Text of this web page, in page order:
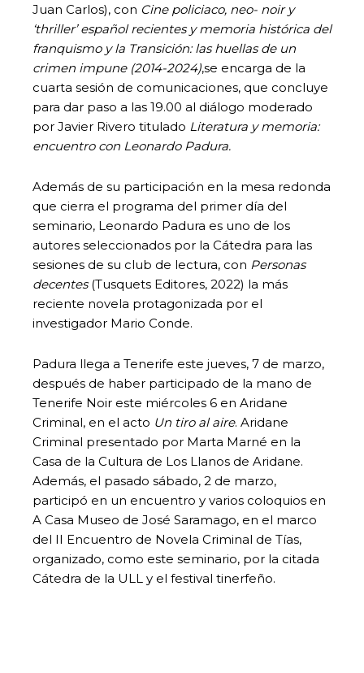
Juan Carlos), con Cine policiaco, neo- noir y
‘thriller’ español recientes y memoria histórica del
franquismo y la Transición: las huellas de un
crimen impune (2014-2024),se encarga de la
cuarta sesión de comunicaciones, que concluye
para dar paso a las 19.00 al diálogo moderado
por Javier Rivero titulado Literatura y memoria:
encuentro con Leonardo Padura.
Además de su participación en la mesa redonda
que cierra el programa del primer día del
seminario, Leonardo Padura es uno de los
autores seleccionados por la Cátedra para las
sesiones de su club de lectura, con Personas
decentes(Tusquets Editores, 2022) la más
reciente novela protagonizada por el
investigador Mario Conde.
Padura llega a Tenerife este jueves, 7 de marzo,
después de haber participado de la mano de
Tenerife Noir este miércoles 6 en Aridane
Criminal, en el acto Un tiro al aire. Aridane
Criminal presentado por Marta Marné en la
Casa de la Cultura de Los Llanos de Aridane.
Además, el pasado sábado, 2 de marzo,
participó en un encuentro y varios coloquios en
A Casa Museo de José Saramago, en el marco
del II Encuentro de Novela Criminal de Tías,
organizado, como este seminario, por la citada
Cátedra de la ULL y el festival tinerfeño.